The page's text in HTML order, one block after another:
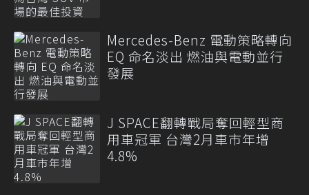
Mercedes-Benz 電動策略轉向
EQ 命名淡出 燃油與電動並行
發展
J SPACE翻轉戰局奪回輕型商
用車冠軍 台灣2月車市年增
4.8%